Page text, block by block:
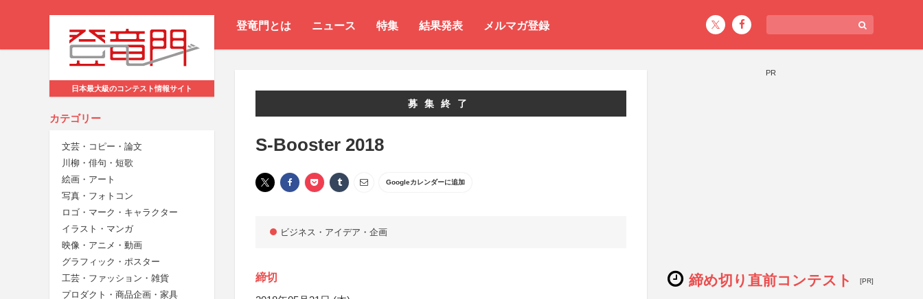
登竜門とは ニュース 特集 結果発表 メルマガ登録
日本最大級のコンテスト情報サイト
カテゴリー
文芸・コピー・論文
川柳・俳句・短歌
絵画・アート
写真・フォトコン
ロゴ・マーク・キャラクター
イラスト・マンガ
映像・アニメ・動画
グラフィック・ポスター
工芸・ファッション・雑貨
プロダクト・商品企画・家具
募集終了
S-Booster 2018
Googleカレンダーに追加
ビジネス・アイデア・企画
締切
PR
締め切り直前コンテスト [PR]